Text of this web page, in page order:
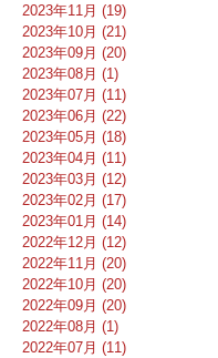
2023年11月 (19)
2023年10月 (21)
2023年09月 (20)
2023年08月 (1)
2023年07月 (11)
2023年06月 (22)
2023年05月 (18)
2023年04月 (11)
2023年03月 (12)
2023年02月 (17)
2023年01月 (14)
2022年12月 (12)
2022年11月 (20)
2022年10月 (20)
2022年09月 (20)
2022年08月 (1)
2022年07月 (11)